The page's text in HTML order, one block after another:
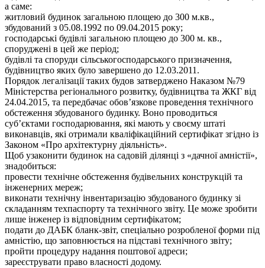
а саме:
житловий будинок загальною площею до 300 м.кв.,
збудований з 05.08.1992 по 09.04.2015 року;
господарські будівлі загальною площею до 300 м. кв.,
споруджені в цей же період;
будівлі та споруди сільськогосподарського призначення,
будівництво яких було завершено до 12.03.2011.
Порядок легалізації таких будов затверджено Наказом №79
Міністерства регіонального розвитку, будівництва та ЖКГ від
24.04.2015, та передбачає обов’язкове проведення технічного
обстеження збудованого будинку. Воно проводиться
суб’єктами господарювання, які мають у своєму штаті
виконавців, які отримали кваліфікаційний сертифікат згідно із
Законом «Про архітектурну діяльність».
Щоб узаконити будинок на садовій ділянці з «дачної амністії»,
знадобиться:
провести технічне обстеження будівельних конструкцій та
інженерних мереж;
виконати технічну інвентаризацію збудованого будинку зі
складанням техпаспорту та технічного звіту. Це може зробити
лише інженер із відповідним сертифікатом;
подати до ДАБК бланк-звіт, спеціально розробленої форми під
амністію, що заповнюється на підставі технічного звіту;
пройти процедуру надання поштової адреси;
зареєструвати право власності додому.